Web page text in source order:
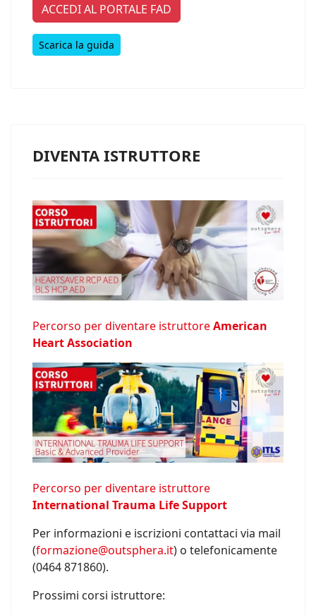
ACCEDI AL PORTALE FAD
Scarica la guida
DIVENTA ISTRUTTORE
Percorso per diventare istruttoreAmerican
Heart Association
Percorso per diventare istruttore
International Trauma Life Support
Per informazioni e iscrizioni contattaci via mail
(formazione@outsphera.it) o telefonicamente
(0464 871860).
Prossimi corsi istruttore: